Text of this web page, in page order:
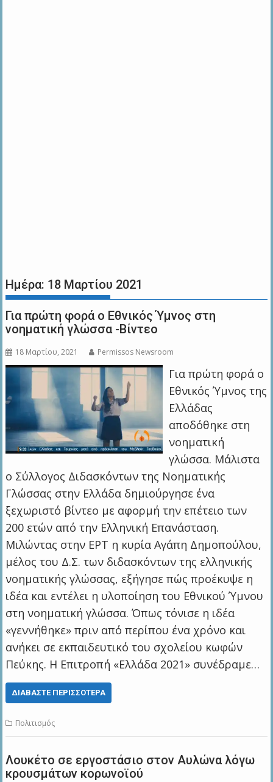
Ημέρα: 18 Μαρτίου 2021
Για πρώτη φορά ο Εθνικός Ύμνος στη
νοηματική γλώσσα -Βίντεο
18 Μαρτίου, 2021 Permissos Newsroom
Για πρώτη φορά ο
Εθνικός Ύμνος της
Ελλάδας
αποδόθηκε στη
νοηματική
γλώσσα. Μάλιστα
ο Σύλλογος Διδασκόντων της Νοηματικής
Γλώσσας στην Ελλάδα δημιούργησε ένα
ξεχωριστό βίντεο με αφορμή την επέτειο των
200 ετών από την Ελληνική Επανάσταση.
Μιλώντας στην ΕΡΤ η κυρία Αγάπη Δημοπούλου,
μέλος του Δ.Σ. των διδασκόντων της ελληνικής
νοηματικής γλώσσας, εξήγησε πώς προέκυψε η
ιδέα και εντέλει η υλοποίηση του Εθνικού Ύμνου
στη νοηματική γλώσσα. Όπως τόνισε η ιδέα
«γεννήθηκε» πριν από περίπου ένα χρόνο και
ανήκει σε εκπαιδευτικό του σχολείου κωφών
Πεύκης. H Επιτροπή «Ελλάδα 2021» συνέδραμε…
ΔΙΑΒΆΣΤΕ ΠΕΡΙΣΣΌΤΕΡΑ
Πολιτισμός
Λουκέτο σε εργοστάσιο στον Αυλώνα λόγω
κρουσμάτων κορωνοϊού